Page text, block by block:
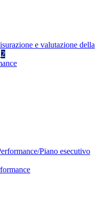
e valutazione della
2
Piano esecutivo